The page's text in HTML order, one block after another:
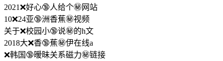
2021❌好心🔞人给个㊙️网站
10❌24亚🔞洲香蕉㊙️视频
关于❌校园小🔞说㊙️的h文
2018大❌香🔞蕉㊙️伊在线a
❌韩国🔞暧昧关系磁力㊙️链接